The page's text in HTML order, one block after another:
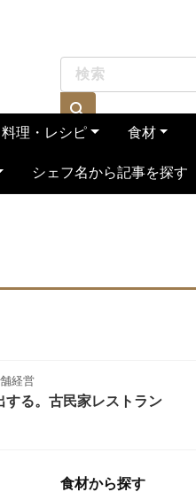
料理・レシピ 食材
シェフ名から記事を探す
経営
する。古民家レストラン
食材から探す